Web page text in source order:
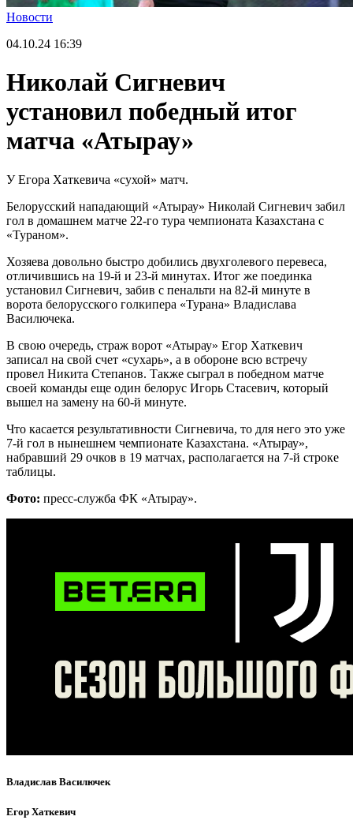
Новости
04.10.24 16:39
Николай Сигневич
установил победный итог
матча «Атырау»
У Егора Хаткевича «сухой» матч.
Белорусский нападающий «Атырау» Николай Сигневич забил
гол в домашнем матче 22-го тура чемпионата Казахстана с
«Тураном».
Хозяева довольно быстро добились двухголевого перевеса,
отличившись на 19-й и 23-й минутах. Итог же поединка
установил Сигневич, забив с пенальти на 82-й минуте в
ворота белорусского голкипера «Турана» Владислава
Василючека.
В свою очередь, страж ворот «Атырау» Егор Хаткевич
записал на свой счет «сухарь», а в обороне всю встречу
провел Никита Степанов. Также сыграл в победном матче
своей команды еще один белорус Игорь Стасевич, который
вышел на замену на 60-й минуте.
Что касается результативности Сигневича, то для него это уже
7-й гол в нынешнем чемпионате Казахстана. «Атырау»,
набравший 29 очков в 19 матчах, располагается на 7-й строке
таблицы.
Фото: пресс-служба ФК «Атырау».
Владислав Василючек
Егор Хаткевич